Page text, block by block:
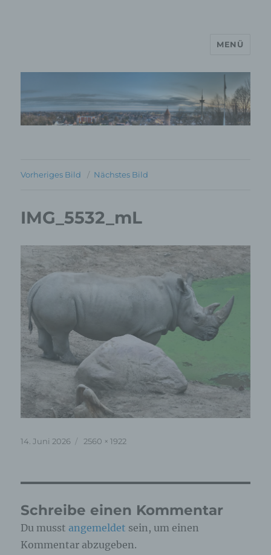
MP Mario Porten Beratung
Training Coaching
MENÜ
Vorheriges Bild Nächstes Bild
IMG_5532_mL
Veröffentlicht
14. Juni 2026 Originalgröße
2560 × 1922
Schreibe einen Kommentar
Du musst angemeldet sein, um einen
Kommentar abzugeben.